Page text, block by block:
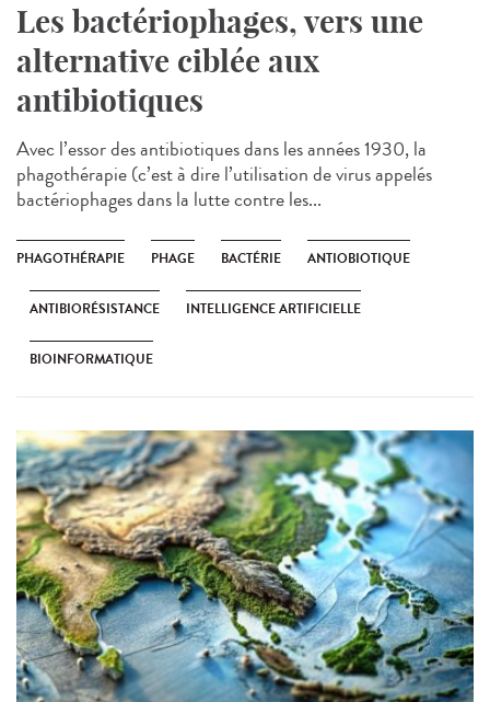
Les bactériophages, vers une
alternative ciblée aux
antibiotiques
Avec l’essor des antibiotiques dans les années 1930, la
phagothérapie (c’est à dire l’utilisation de virus appelés
bactériophages dans la lutte contre les...
PHAGOTHÉRAPIE PHAGE BACTÉRIE ANTIOBIOTIQUE
ANTIBIORÉSISTANCE INTELLIGENCE ARTIFICIELLE
BIOINFORMATIQUE